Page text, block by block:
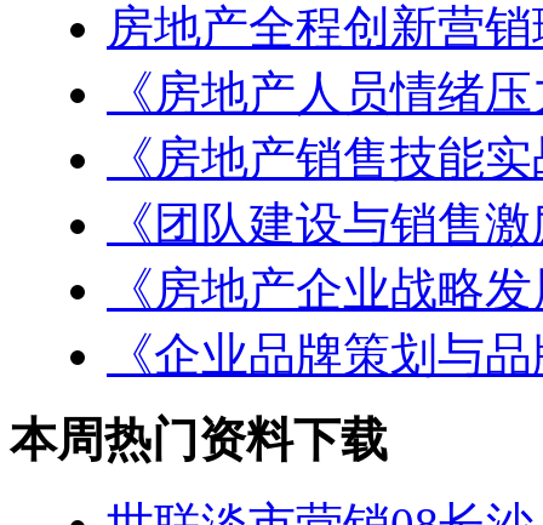
房地产全程创新营
《房地产人员情绪
《房地产销售技能
《团队建设与销售
《房地产企业战略
《企业品牌策划与
本周热门资料下载